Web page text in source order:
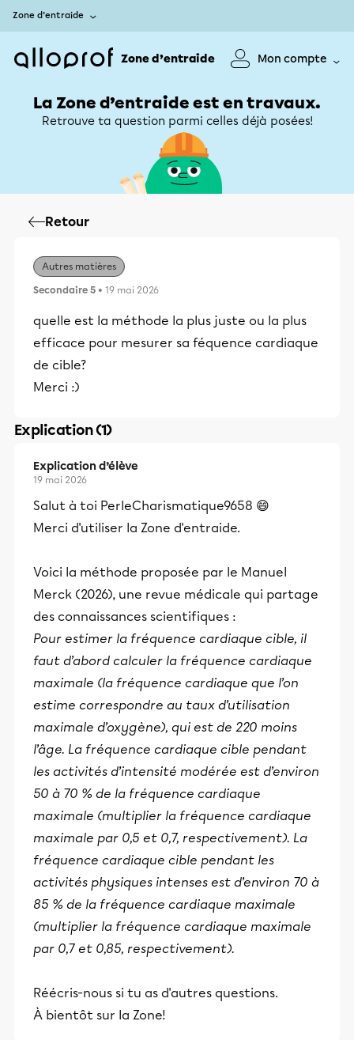
Zone d’entraide
Zone d’entraide Mon compte
La Zone d’entraide est en travaux.
Retrouve ta question parmi celles déjà posées!
Retour
Autres matières
Secondaire 5 • 19 mai 2026
quelle est la méthode la plus juste ou la plus
efficace pour mesurer sa féquence cardiaque
de cible?
Merci :)
Explication (1)
Explication d’élève
19 mai 2026
Salut à toi PerleCharismatique9658 😄
Merci d'utiliser la Zone d'entraide.
Voici la méthode proposée par le Manuel
Merck (2026), une revue médicale qui partage
des connaissances scientifiques :
Pour estimer la fréquence cardiaque cible, il
faut d’abord calculer la fréquence cardiaque
maximale (la fréquence cardiaque que l’on
estime correspondre au taux d’utilisation
maximale d’oxygène), qui est de 220 moins
l’âge. La fréquence cardiaque cible pendant
les activités d’intensité modérée est d’environ
50 à 70 % de la fréquence cardiaque
maximale (multiplier la fréquence cardiaque
maximale par 0,5 et 0,7, respectivement). La
fréquence cardiaque cible pendant les
activités physiques intenses est d’environ 70 à
85 % de la fréquence cardiaque maximale
(multiplier la fréquence cardiaque maximale
par 0,7 et 0,85, respectivement).
Réécris-nous si tu as d'autres questions.
À bientôt sur la Zone!